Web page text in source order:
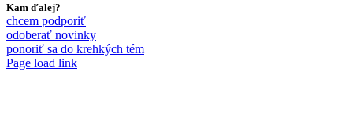
Kam ďalej?
chcem podporiť
odoberať novinky
ponoriť sa do krehkých tém
Page load link